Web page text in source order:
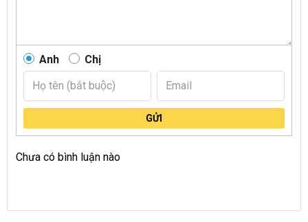
Anh Chị
GỬI
Chưa có bình luận nào